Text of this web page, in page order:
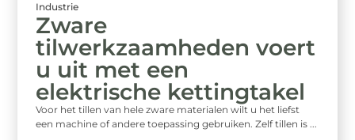
Industrie
Zware
tilwerkzaamheden voert
u uit met een
elektrische kettingtakel
Voor het tillen van hele zware materialen wilt u het liefst
een machine of andere toepassing gebruiken. Zelf tillen is ...